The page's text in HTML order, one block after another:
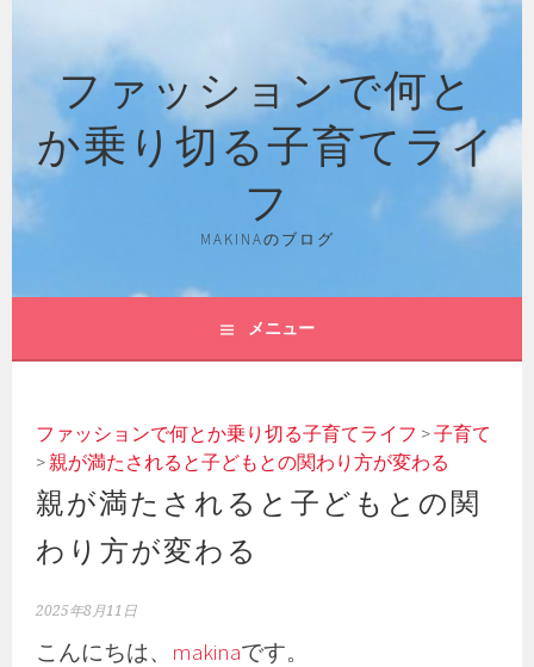
ファッションで何と
か乗り切る子育てライ
フ
MAKINAのブログ
メニュー
ファッションで何とか乗り切る子育てライフ >子育て
>親が満たされると子どもとの関わり方が変わる
親が満たされると子どもとの関
わり方が変わる
2025年8月11日
こんにちは、 makinaです。